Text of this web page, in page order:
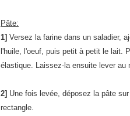
Pâte:
1] Versez la farine dans un saladier,
l'huile, l'oeuf, puis petit à petit le lait.
élastique. Laissez-la ensuite lever au
2] Une fois levée, déposez la pâte
rectangle.